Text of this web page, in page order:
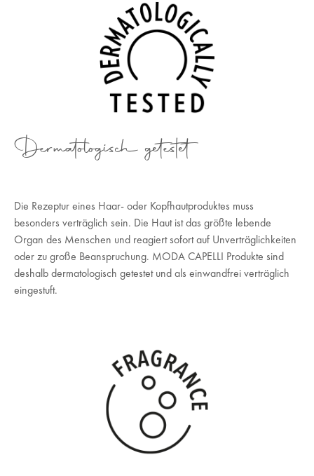
Dermatologisch getestet
Die Rezeptur eines Haar- oder Kopfhautproduktes muss
besonders verträglich sein. Die Haut ist das größte lebende
Organ des Menschen und reagiert sofort auf Unverträglichkeiten
oder zu große Beanspruchung. MODA CAPELLI Produkte sind
deshalb dermatologisch getestet und als einwandfrei verträglich
eingestuft.